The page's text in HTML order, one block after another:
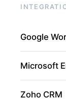
Google
Microsoft
Zoho CRM